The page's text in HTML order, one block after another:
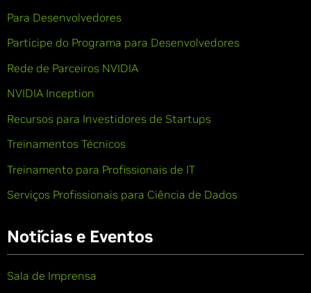
Para Desenvolvedores
Participe do Programa para Desenvolvedores
Rede de Parceiros NVIDIA
NVIDIA Inception
Recursos para Investidores de Startups
Treinamentos Técnicos
Treinamento para Profissionais de IT
Serviços Profissionais para Ciência de Dados
Notícias e Eventos
Sala de Imprensa